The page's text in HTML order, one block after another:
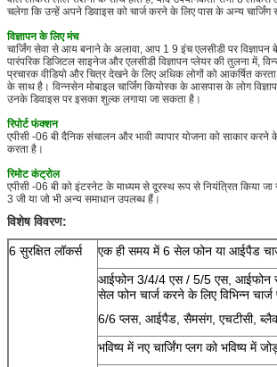
चलेगा कि उन्हें अपने डिवाइस को चार्ज करने के लिए पास के अन्य चार्जिंग
विज्ञापन के लिए मंच
चार्जिंग सेवा से आय बनाने के अलावा, आप 1 9 इंच एलसीडी पर
पारंपरिक डिजिटल साइनेज और एलसीडी विज्ञापन प्लेयर की तुलना में,
प्रचारक वीडियो और चित्र देखने के लिए अधिक लोगों को आकर्षित
के साथ है। विन्नसेन मोबाइल चार्जिंग कियोस्क के आसपास के लोग
उनके डिवाइस पर इसका शुल्क लगाया जा सकता है।
रिपोर्ट फंक्शन
एपीसी -06 बी दैनिक संचालन और भावी व्यापार योजना को साकार करने
करता है।
रिमोट कंट्रोल
एपीसी -06 बी को इंटरनेट के माध्यम से दूरस्थ रूप से नियंत्रित किया
3 जी या जो भी अन्य समाधान उपलब्ध हैं।
विशेष विवरण:
6 सुरक्षित लॉकर्स
एक ही समय में 6 सेल फोन या आईपैड
आईफोन 3/4/4 एस / 5/5 एस, आईफोन
सेल फोन चार्ज करने के लिए विभिन्न
6/6 प्लस, आईपैड, सैमसंग, एचटीसी,
भविष्य में नए चार्जिंग प्लग को भविष्य में